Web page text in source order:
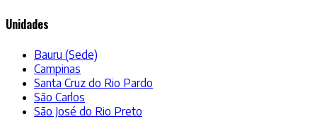
Unidades
Bauru (Sede)
Campinas
Santa Cruz do Rio Pardo
São Carlos
São José do Rio Preto